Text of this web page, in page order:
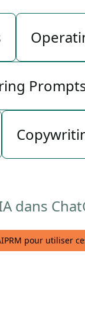
dans
pour utiliser